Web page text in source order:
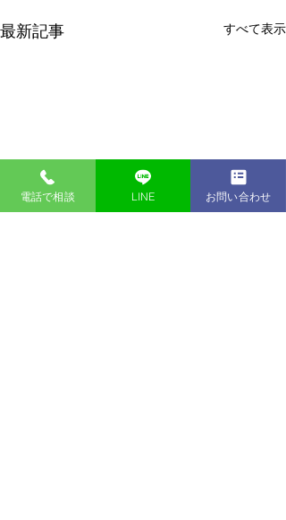
最新記事 すべて表示
電話で相談 LINE お問い合わせ